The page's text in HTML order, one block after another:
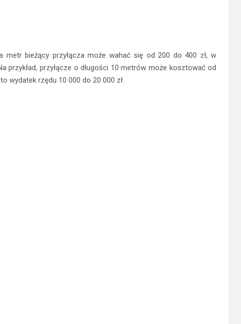
metr bieżący przyłącza może wahać się od 200 do 400 zł, w
przykład, przyłącze o długości 10 metrów może kosztować od
wydatek rzędu 10 000 do 20 000 zł.